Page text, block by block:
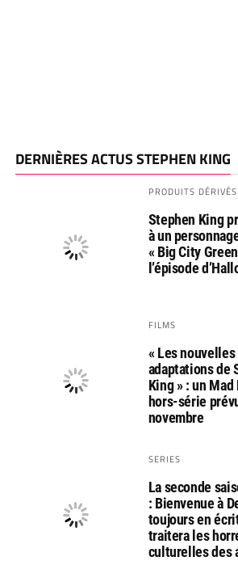
DERNIÈRES ACTUS STEPHEN KING
PRODUITS DÉRIVÉS
Stephen King
à un
« Big City
l’épisode
FILMS
« Les nouvelles
adaptations de
King » : un
hors-série
novembre
SERIES
La seconde
: Bienvenue à
toujours en
traitera les
culturelles des